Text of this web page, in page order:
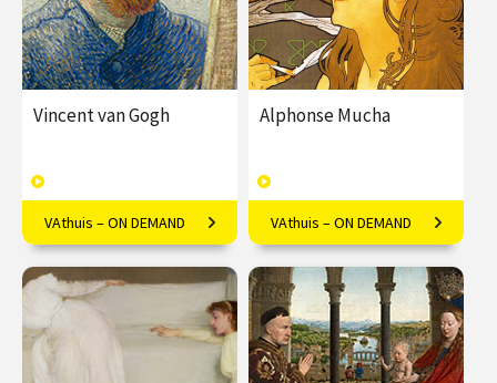
Vincent van Gogh
Van Gogh cliché? Welnee!
Luister mee met Frederike
Upmeijer.
€ 17.50
afleveringen
VAthuis – ON DEMAND
Alphonse Mucha
Mucha's kunst is meer dan
alleen decoratief; Marielle
Lassche onthult de diepere
symboliek.
€ 17.50
afleveringen
Speeltijd 1 uur
VAthuis – ON DEMAND